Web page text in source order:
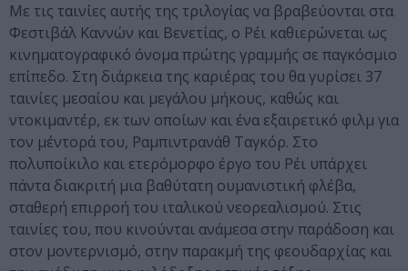
Με τις ταινίες αυτής της τριλογίας να βραβεύονται στα
Φεστιβάλ Καννών και Βενετίας, ο Ρέι καθιερώνεται ως
κινηματογραφικό όνομα πρώτης γραμμής σε παγκόσμιο
επίπεδο. Στη διάρκεια της καριέρας του θα γυρίσει 37
ταινίες μεσαίου και μεγάλου μήκους, καθώς και
ντοκιμαντέρ, εκ των οποίων και ένα εξαιρετικό φιλμ για
τον μέντορά του, Ραμπιντρανάθ Ταγκόρ. Στο
πολυποίκιλο και ετερόμορφο έργο του Ρέι υπάρχει
πάντα διακριτή μια βαθύτατη ουμανιστική φλέβα,
σταθερή επιρροή του ιταλικού νεορεαλισμού. Στις
ταινίες του, που κινούνται ανάμεσα στην παράδοση και
στον μοντερνισμό, στην παρακμή της φεουδαρχίας και